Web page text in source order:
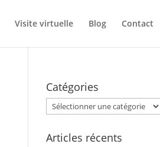
Visite virtuelle Blog Contact
Catégories
Catégories
Articles récents